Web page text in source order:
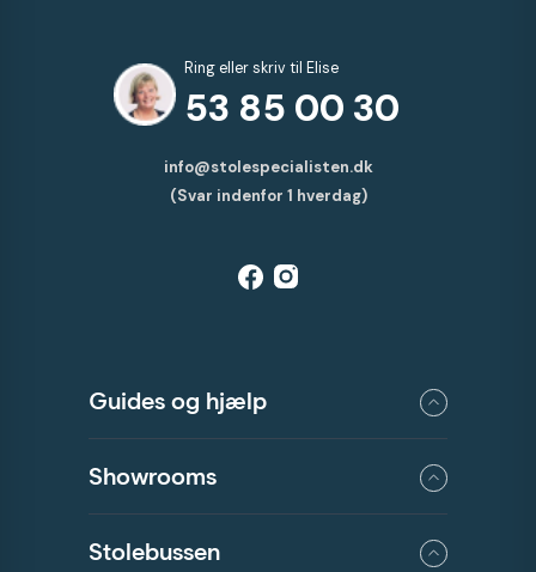
Ring eller skriv til Elise
53 85 00 30
info@stolespecialisten.dk
(Svar indenfor 1 hverdag)
Guides og hjælp
Showrooms
Stolebussen